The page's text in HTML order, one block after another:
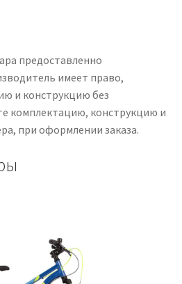
предоставленно
имеет право,
и конструкцию без
комплектацию, конструкцию и
при оформлении заказа.